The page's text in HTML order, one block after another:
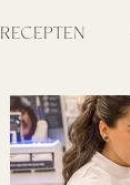
RECEPTEN